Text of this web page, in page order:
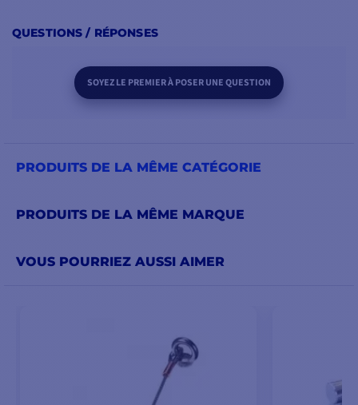
QUESTIONS / RÉPONSES
SOYEZ LE PREMIER À POSER UNE QUESTION
PRODUITS DE LA MÊME CATÉGORIE
PRODUITS DE LA MÊME MARQUE
VOUS POURRIEZ AUSSI AIMER